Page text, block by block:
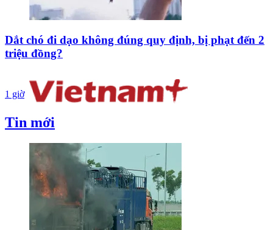
Dắt chó đi dạo không đúng quy định, bị phạt đến 2
triệu đồng?
1 giờ
Tin mới